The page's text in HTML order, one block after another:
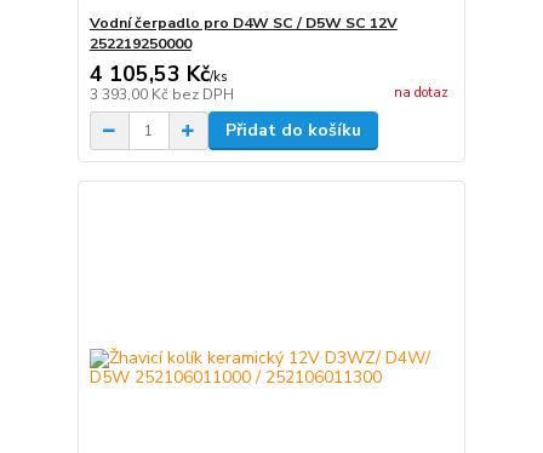
Vodní čerpadlo pro D4W SC / D5W SC 12V
252219250000
4 105,53 Kč/ks
3 393,00 Kč bez DPH na dotaz
Přidat do košíku